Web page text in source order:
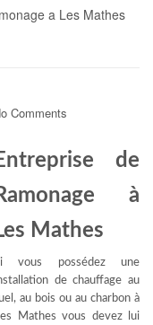
a Les Mathes
Comments
de
à
Mathes
vous possédez une
de chauffage au
au bois ou au charbon à
Mathes vous devez lui